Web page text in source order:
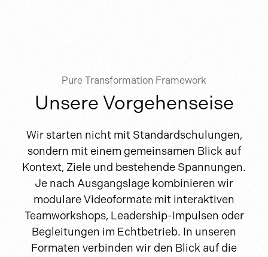
Pure Transformation Framework
Unsere Vorgehenseise
Wir starten nicht mit Standardschulungen,
sondern mit einem gemeinsamen Blick auf
Kontext, Ziele und bestehende Spannungen.
Je nach Ausgangslage kombinieren wir
modulare Videoformate mit interaktiven
Teamworkshops, Leadership-Impulsen oder
Begleitungen im Echtbetrieb. In unseren
Formaten verbinden wir den Blick auf die